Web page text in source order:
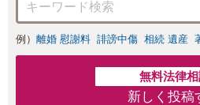
例） 離婚 慰謝料 誹謗中傷 相続 遺産
無料法律
新しく投稿